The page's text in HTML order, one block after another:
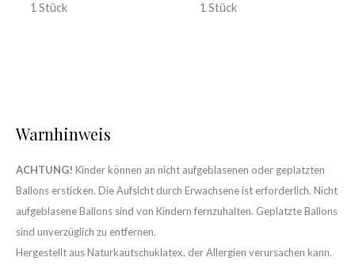
1 Stück 1 Stück
Warnhinweis
ACHTUNG! Kinder können an nicht aufgeblasenen oder geplatzten
Ballons ersticken. Die Aufsicht durch Erwachsene ist erforderlich. Nicht
aufgeblasene Ballons sind von Kindern fernzuhalten. Geplatzte Ballons
sind unverzüglich zu entfernen.
Hergestellt aus Naturkautschuklatex, der Allergien verursachen kann.